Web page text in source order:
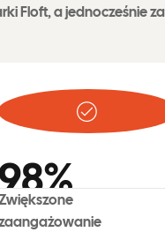
Floft, a jednocześnie
%